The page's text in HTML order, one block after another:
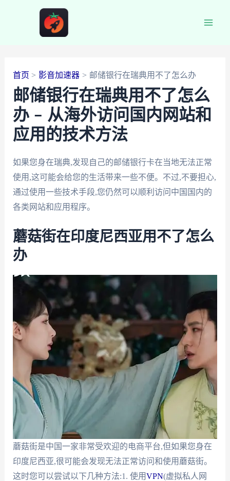
首页 影音加速器 邮储银行在瑞典用不了怎么办
邮储银行在瑞典用不了怎么
办 – 从海外访问国内网站和
应用的技术方法
如果您身在瑞典,发现自己的邮储银行卡在当地无法正常
使用,这可能会给您的生活带来一些不便。不过,不要担心,
通过使用一些技术手段,您仍然可以顺利访问中国国内的
各类网站和应用程序。
蘑菇街在印度尼西亚用不了怎么
办
蘑菇街是中国一家非常受欢迎的电商平台,但如果您身在
印度尼西亚,很可能会发现无法正常访问和使用蘑菇街。
这时您可以尝试以下几种方法:1. 使用VPN(虚拟私人网